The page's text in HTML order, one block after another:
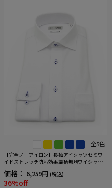
全5色
【完全ノーアイロン】長袖アイシャツセミワ
イドストレッチ防汚効果織柄無地ワイシャツi-
価格： 6,259円 (税込)
36%off